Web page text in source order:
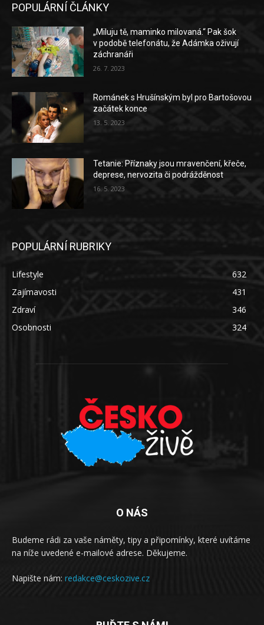
POPULÁRNÍ ČLÁNKY
„Miluju tě, maminko milovaná.“ Pak šok
v podobě telefonátu, že Adámka oživují
záchranáři
26. 7. 2023
Románek s Hrušínským byl pro Bartošovou
začátek konce
13. 5. 2023
Tetanie: Příznaky jsou mravenčení, křeče,
deprese, nervozita či podrážděnost
16. 5. 2023
POPULÁRNÍ RUBRIKY
Lifestyle
632
Zajímavosti
431
Zdraví
346
Osobnosti
324
O NÁS
Budeme rádi za vaše náměty, tipy a připomínky, které uvítáme
na níže uvedené e-mailové adrese. Děkujeme.
Napište nám: redakce@ceskozive.cz